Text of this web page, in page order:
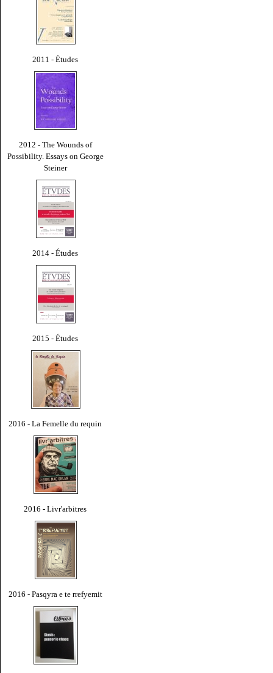
2011 - Études
2012 - The Wounds of
Possibility. Essays on George
Steiner
2014 - Études
2015 - Études
2016 - La Femelle du requin
2016 - Livr'arbitres
2016 - Pasqyra e te rrefyemit